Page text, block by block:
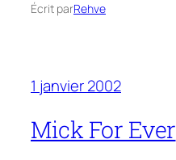
Écrit parRehve
1 janvier 2002
Mick For Ever